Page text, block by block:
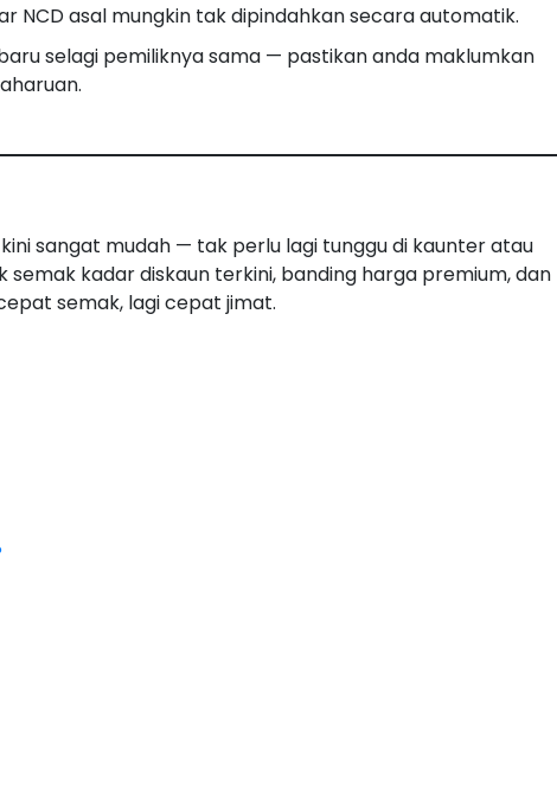
NCD asal mungkin tak dipindahkan secara automatik.
selagi pemiliknya sama — pastikan anda maklumkan
kini sangat mudah — tak perlu lagi tunggu di kaunter atau
semak kadar diskaun terkini, banding harga premium, dan
semak, lagi cepat jimat.